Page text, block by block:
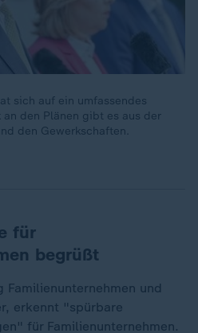
sich auf ein umfassendes
den Plänen gibt es aus der
den Gewerkschaften.
für
begrüßt
Familienunternehmen und
erkennt "spürbare
für Familienunternehmen.